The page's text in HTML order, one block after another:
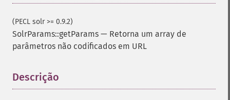
(PECL solr >= 0.9.2)
SolrParams::getParams — Retorna um array de
parâmetros não codificados em URL
Descrição